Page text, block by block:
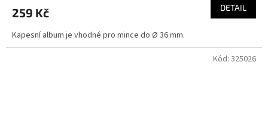
je
z
5
259 Kč DETAIL
Kapesní album je vhodné pro mince do Ø 36 mm.
Kód: 325026